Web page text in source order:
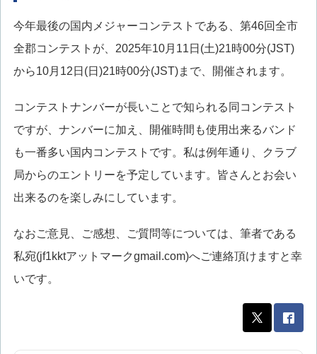
今年最後の国内メジャーコンテストである、第46回全市
全郡コンテストが、2025年10月11日(土)21時00分(JST)
から10月12日(日)21時00分(JST)まで、開催されます。
コンテストナンバーが長いことで知られる同コンテスト
ですが、ナンバーに加え、開催時間も使用出来るバンド
も一番多い国内コンテストです。私は例年通り、クラブ
局からのエントリーを予定しています。皆さんとお会い
出来るのを楽しみにしています。
なおご意見、ご感想、ご質問等については、筆者である
私宛(jf1kktアットマークgmail.com)へご連絡頂けますと幸
いです。